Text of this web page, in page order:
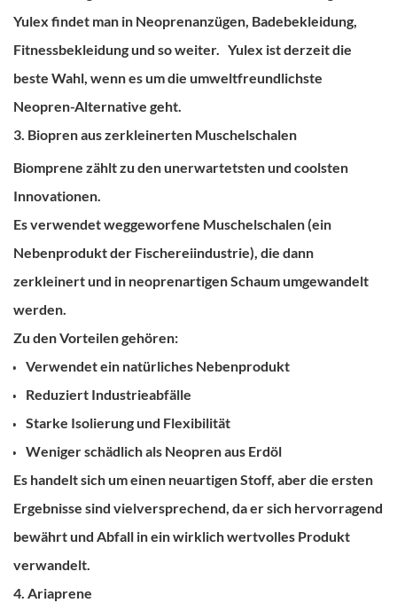
Yulex findet man in Neoprenanzügen, Badebekleidung,
Fitnessbekleidung und so weiter. Yulex ist derzeit die
beste Wahl, wenn es um die umweltfreundlichste
Neopren-Alternative geht.
3. Biopren aus zerkleinerten Muschelschalen
Biomprene zählt zu den unerwartetsten und coolsten
Innovationen.
Es verwendet weggeworfene Muschelschalen (ein
Nebenprodukt der Fischereiindustrie), die dann
zerkleinert und in neoprenartigen Schaum umgewandelt
werden.
Zu den Vorteilen gehören:
Verwendet ein natürliches Nebenprodukt
Reduziert Industrieabfälle
Starke Isolierung und Flexibilität
Weniger schädlich als Neopren aus Erdöl
Es handelt sich um einen neuartigen Stoff, aber die ersten
Ergebnisse sind vielversprechend, da er sich hervorragend
bewährt und Abfall in ein wirklich wertvolles Produkt
verwandelt.
4. Ariaprene